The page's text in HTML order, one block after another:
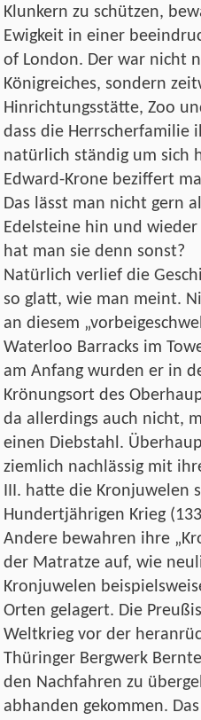
Klunkern zu schützen,
Ewigkeit in einer
of London. Der war nicht
Königreiches, sondern
Hinrichtungsstätte, Zoo
dass die Herrscherfamilie
natürlich ständig um sich
Edward-Krone beziffert
Das lässt man nicht gern
Edelsteine hin und
hat man sie denn sonst?
Natürlich verlief die
so glatt, wie man meint.
an diesem
Waterloo Barracks im
am Anfang wurden er in
Krönungsort des
da allerdings auch nicht,
einen Diebstahl.
ziemlich nachlässig mit
III. hatte die Kronjuwelen
Hundertjährigen Krieg
Andere bewahren ihre
der Matratze auf, wie
Kronjuwelen
Orten gelagert. Die
Weltkrieg vor der
Thüringer Bergwerk
den Nachfahren zu
abhanden gekommen.